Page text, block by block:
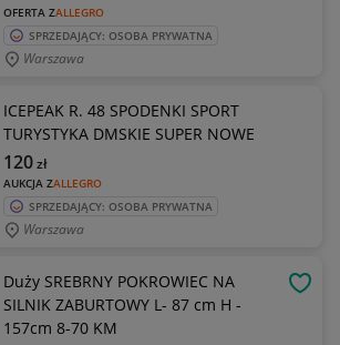
OFERTA ZALLEGRO
SPRZEDAJĄCY: OSOBA PRYWATNA
Warszawa
ICEPEAK R. 48 SPODENKI SPORT
TURYSTYKA DMSKIE SUPER NOWE
AUKCJA ZALLEGRO
120zł
SPRZEDAJĄCY: OSOBA PRYWATNA
Warszawa
Duży SREBRNY POKROWIEC NA
SILNIK ZABURTOWY L- 87 cm H -
157cm 8-70 KM